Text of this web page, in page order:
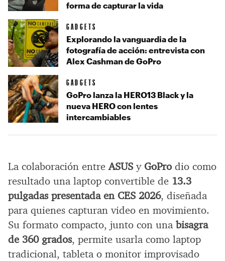
La colaboración entreASUS y GoProdio como
resultado una laptop convertible de 13.3
pulgadas presentada en CES 2026, diseñada
para quienes capturan video en movimiento.
Su formato compacto, junto con una bisagra
de 360 grados, permite usarla como laptop
tradicional, tableta o monitor improvisado
forma de capturar la vida
GADGETS
Explorando la vanguardia de la
fotografía de acción: entrevista con
Alex Cashman de GoPro
GADGETS
GoPro lanza la HERO13 Black y la
nueva HERO con lentes
intercambiables